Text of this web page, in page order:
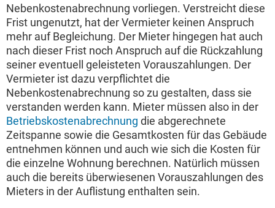
Nebenkostenabrechnung vorliegen. Verstreicht diese
Frist ungenutzt, hat der Vermieter keinen Anspruch
mehr auf Begleichung. Der Mieter hingegen hat auch
nach dieser Frist noch Anspruch auf die Rückzahlung
seiner eventuell geleisteten Vorauszahlungen. Der
Vermieter ist dazu verpflichtet die
Nebenkostenabrechnung so zu gestalten, dass sie
verstanden werden kann. Mieter müssen also in der
Betriebskostenabrechnung die abgerechnete
Zeitspanne sowie die Gesamtkosten für das Gebäude
entnehmen können und auch wie sich die Kosten für
die einzelne Wohnung berechnen. Natürlich müssen
auch die bereits überwiesenen Vorauszahlungen des
Mieters in der Auflistung enthalten sein.